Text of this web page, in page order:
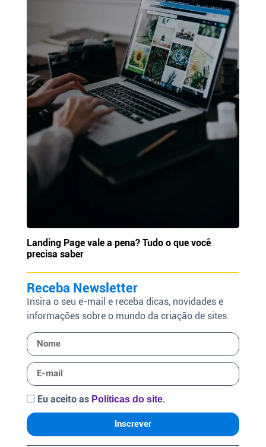
Landing Page vale a pena? Tudo o que você
precisa saber
Receba Newsletter
Insira o seu e-mail e receba dicas, novidades e
informações sobre o mundo da criação de sites.
Eu aceito as Políticas do site.
Inscrever